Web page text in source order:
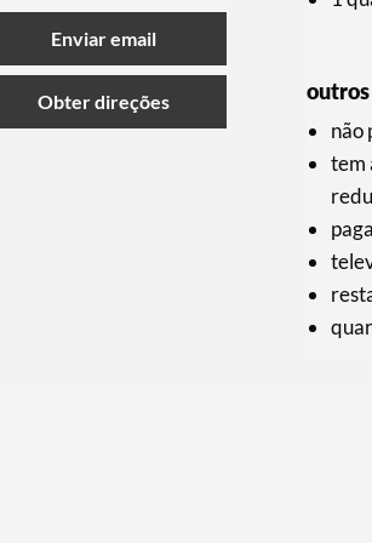
Enviar email
Obter direções
não
tem